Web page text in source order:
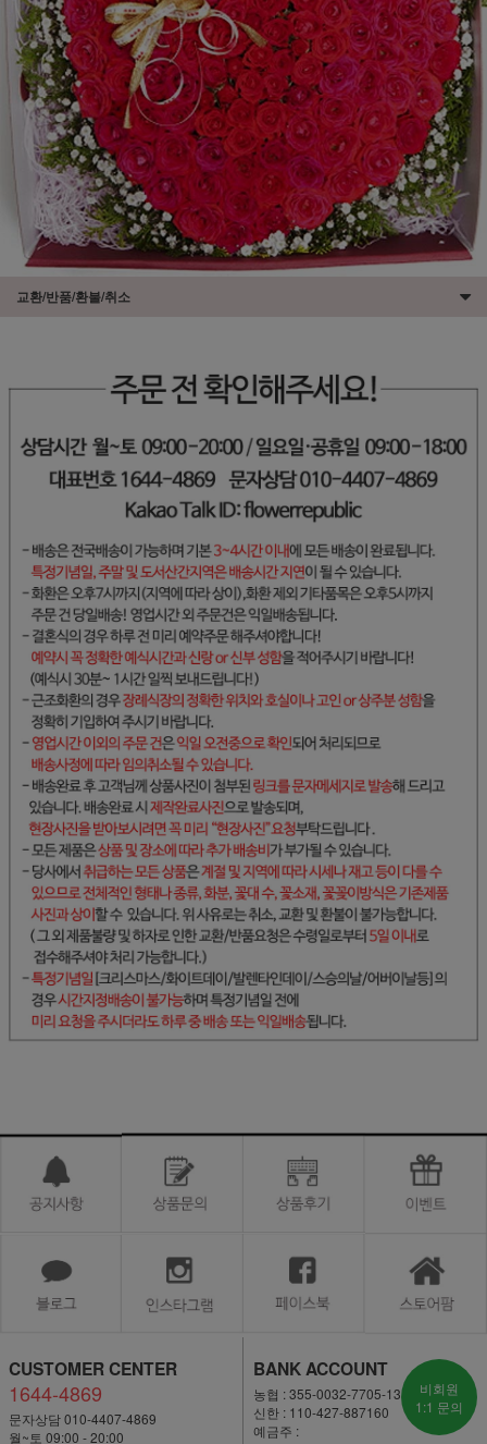
교환/반품/환불/취소
CUSTOMER CENTER
1644-4869
문자상담 010-4407-4869
월~토 09:00 - 20:00
BANK ACCOUNT
농협 : 355-0032-7705-13
신한 : 110-427-887160
예금주 :
비회원
1:1 문의